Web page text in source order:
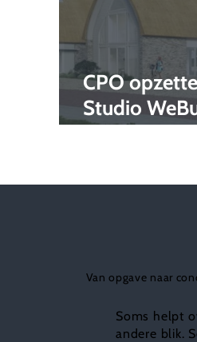
CPO
Studio
in co-creatie
Van opgave naar
Soms helpt
andere blik.